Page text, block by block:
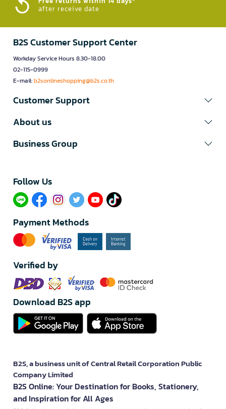
after receive date
B2S Customer Support Center
Workday Service Hours 8.30-18.00
02-115-0999
E-mail:b2sonlineshopping@b2s.co.th
Customer Support
About us
Business Group
Follow Us​
Payment Methods
Verified by
Download B2S app
B2S, a business unit of Central Retail Corporation Public
Company Limited
B2S Online: Your Destination for Books, Stationery,
and Inspiration for All Ages